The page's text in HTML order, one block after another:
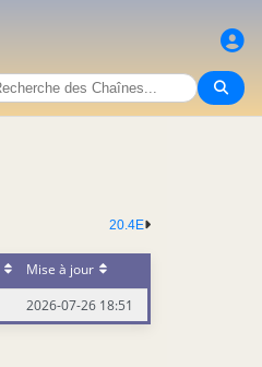
20.4E
Mise à jour
2026-07-26 18:51